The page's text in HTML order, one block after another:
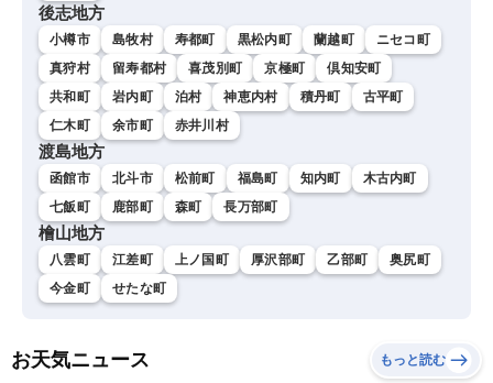
後志地方
小樽市 島牧村 寿都町 黒松内町 蘭越町
ニセコ町
真狩村
留寿都村 喜茂別町 京極町
倶知安町
共和町
岩内町 泊村 神恵内村 積丹町
古平町
仁木町
余市町 赤井川村
渡島地方
函館市 北斗市 松前町 福島町 知内町
木古内町
七飯町
鹿部町 森町 長万部町
檜山地方
八雲町 江差町 上ノ国町 厚沢部町 乙部町
奥尻町
今金町
せたな町
お天気ニュース もっと読む